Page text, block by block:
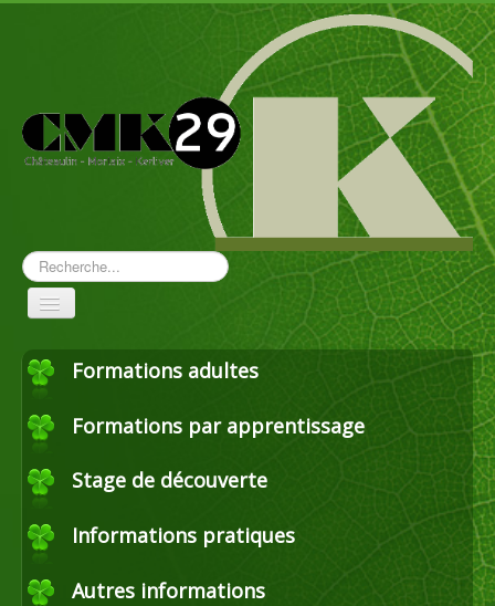
Rechercher
Toggle
Navigation
Aménagement paysager
Commerce
Formations adultes
Formations par apprentissage
Stage de découverte
Informations pratiques
Autres informations